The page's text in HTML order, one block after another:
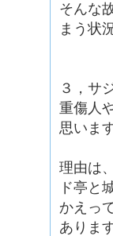
そんな
まう状
３，サ
重傷人
思いま
理由は
ド亭と
かえっ
ありま